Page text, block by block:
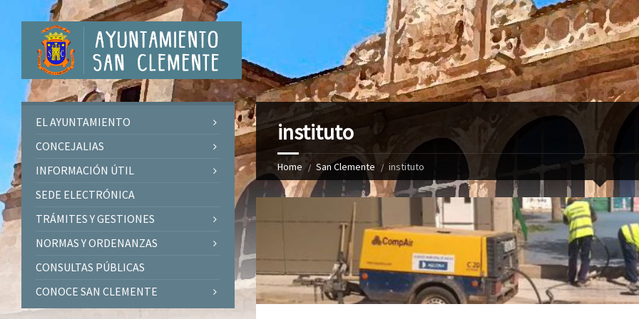
instituto
Home San Clemente instituto
EL AYUNTAMIENTO
CONCEJALIAS
INFORMACIÓN ÚTIL
SEDE ELECTRÓNICA
TRÁMITES Y GESTIONES
NORMAS Y ORDENANZAS
CONSULTAS PÚBLICAS
CONOCE SAN CLEMENTE